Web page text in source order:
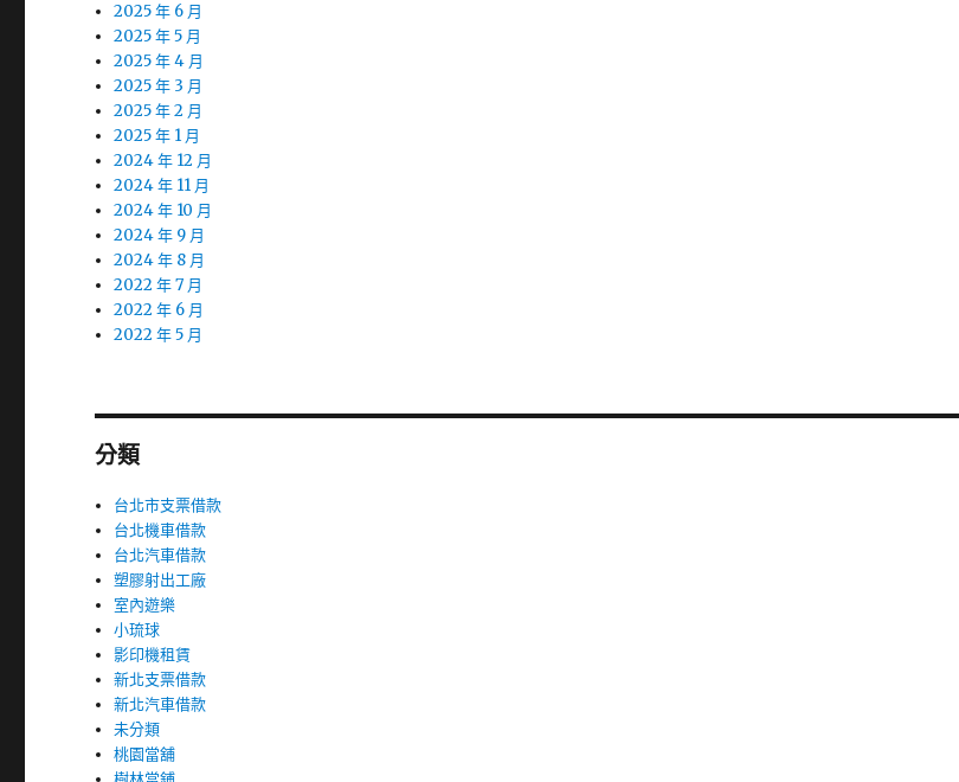
2025 年 6 月
2025 年 5 月
2025 年 4 月
2025 年 3 月
2025 年 2 月
2025 年 1 月
2024 年 12 月
2024 年 11 月
2024 年 10 月
2024 年 9 月
2024 年 8 月
2022 年 7 月
2022 年 6 月
2022 年 5 月
分類
台北市支票借款
台北機車借款
台北汽車借款
塑膠射出工廠
室內遊樂
小琉球
影印機租賃
新北支票借款
新北汽車借款
未分類
桃園當舖